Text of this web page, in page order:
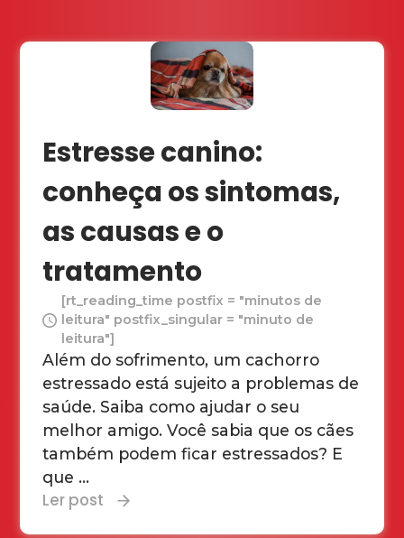
Estresse canino:
conheça os sintomas,
as causas e o
tratamento
[rt_reading_time postfix = "minutos de
leitura" postfix_singular = "minuto de
leitura"]
Além do sofrimento, um cachorro
estressado está sujeito a problemas de
saúde. Saiba como ajudar o seu
melhor amigo. Você sabia que os cães
também podem ficar estressados? E
que ...
Ler post